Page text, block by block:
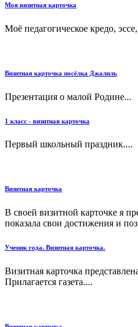
Моя визитная карточка
Моё педагогическое кредо,
Визитная карточка посёлка Джалиль
Презентация о малой Родине...
1 класс - визитная карточка
Первый школьный праздник....
Визитная карточка
В своей визитной карточке я
показала свои достижения и
Ученик года. Визитная карточка.
Визитная карточка
Прилагается газета....